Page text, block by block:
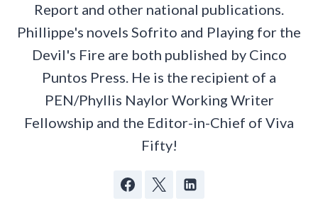
Report and other national publications.
Phillippe's novels Sofrito and Playing for the
Devil's Fire are both published by Cinco
Puntos Press. He is the recipient of a
PEN/Phyllis Naylor Working Writer
Fellowship and the Editor-in-Chief of Viva
Fifty!